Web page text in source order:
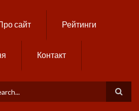
сайт Рейтинги
Контакт
ФОРМА